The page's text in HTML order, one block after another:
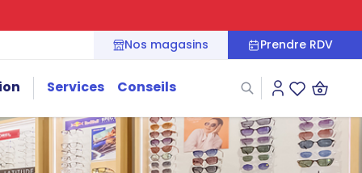
Nos magasins Prendre RDV
Services Conseils
Connexion